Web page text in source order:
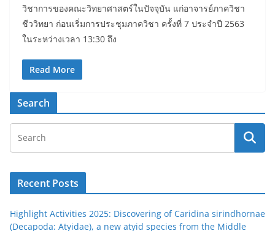
วิชาการของคณะวิทยาศาสตร์ในปัจจุบัน แก่อาจารย์ภาควิชา
ชีววิทยา ก่อนเริ่มการประชุมภาควิชา ครั้งที่ 7 ประจำปี 2563
ในระหว่างเวลา 13:30 ถึง
Read More
Search
Recent Posts
Highlight Activities 2025: Discovering of Caridina sirindhornae
(Decapoda: Atyidae), a new atyid species from the Middle